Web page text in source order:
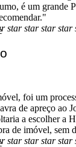
é um
star star star star
foi um
de apreço ao
a escolher a
de imóvel, sem
star star star star